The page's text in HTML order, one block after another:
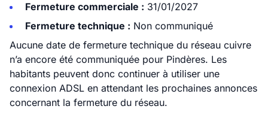
Fermeture commerciale : 31/01/2027
Fermeture technique : Non communiqué
Aucune date de fermeture technique du réseau cuivre
n’a encore été communiquée pour Pindères. Les
habitants peuvent donc continuer à utiliser une
connexion ADSL en attendant les prochaines annonces
concernant la fermeture du réseau.